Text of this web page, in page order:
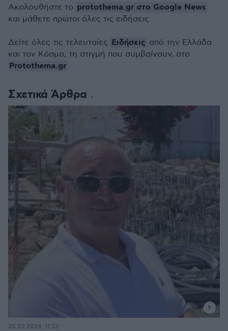
Σχετικά Άρθρα
28.02.2024, 11:52
Ακολουθήστε το protothema.gr στο Google News
και μάθετε πρώτοι όλες τις ειδήσεις
Δείτε όλες τις τελευταίες Ειδήσεις από την Ελλάδα
και τον Κόσμο, τη στιγμή που συμβαίνουν, στο
Protothema.gr